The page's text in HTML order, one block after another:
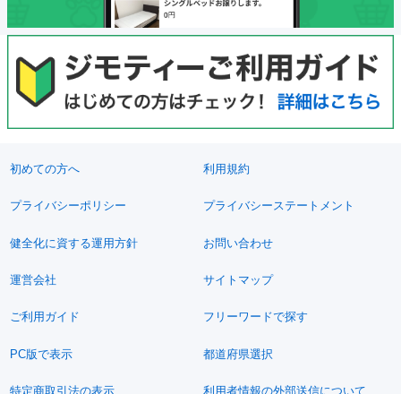
初めての方へ 利用規約
プライバシーポリシー プライバシーステートメント
健全化に資する運用方針 お問い合わせ
運営会社 サイトマップ
ご利用ガイド フリーワードで探す
PC版で表示 都道府県選択
特定商取引法の表示 利用者情報の外部送信について